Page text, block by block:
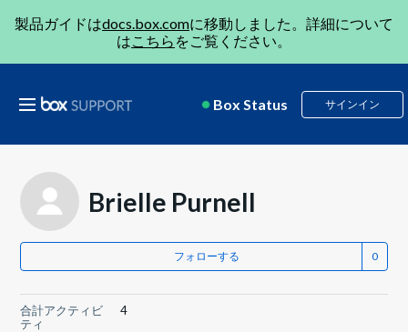
製品ガイドはdocs.box.comに移動しました。詳細について
はこちら をご覧ください。
Box Status サインイン
Brielle Purnell
フォローする
合計アクティビ
ティ
4